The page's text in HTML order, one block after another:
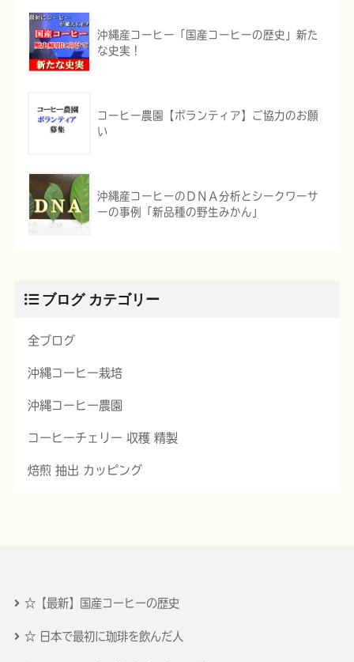
沖縄産コーヒー「国産コーヒーの歴史」新た
な史実！
コーヒー農園【ボランティア】ご協力のお願
い
沖縄産コーヒーのＤＮＡ分析とシークワーサ
ーの事例「新品種の野生みかん」
ブログ カテゴリー
全ブログ
沖縄コーヒー栽培
沖縄コーヒー農園
コーヒーチェリー 収穫 精製
焙煎 抽出 カッピング
☆【最新】国産コーヒーの歴史
☆ 日本で最初に珈琲を飲んだ人